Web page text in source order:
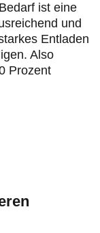
ist eine
und
Entladen
Also
Prozent